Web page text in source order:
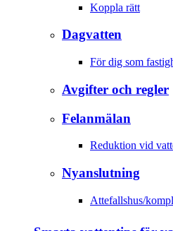
Koppla rätt
Dagvatten
För dig som
Avgifter och regler
Felanmälan
Reduktion vid
Nyanslutning
Attefallshus/